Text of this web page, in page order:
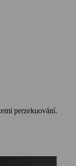
perzekuování.